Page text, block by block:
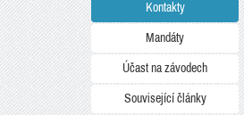
Kontakty
Mandáty
Účast na závodech
Související články